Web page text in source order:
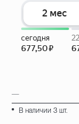
В наличии 3 шт.